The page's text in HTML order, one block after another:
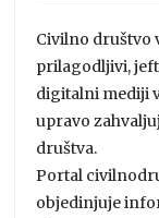
Civilno društvo
prilagodljivi,
digitalni mediji
upravo
društva.
Portal
objedinjuje